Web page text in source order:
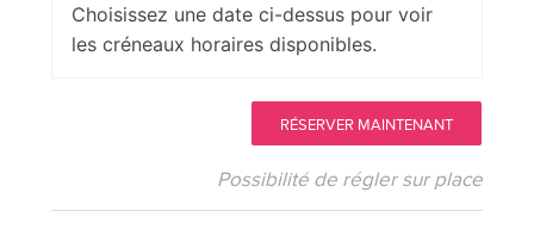
Choisissez une date ci-dessus pour voir
les créneaux horaires disponibles.
RÉSERVER MAINTENANT
Possibilité de régler sur place